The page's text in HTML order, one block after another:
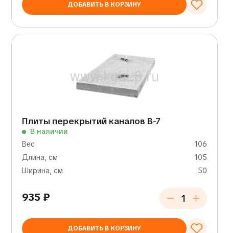
ДОБАВИТЬ В КОРЗИНУ
Плиты перекрытий каналов В-7
В наличии
Вес
106
Длина, см
105
Ширина, см
50
935 ₽
ДОБАВИТЬ В КОРЗИНУ